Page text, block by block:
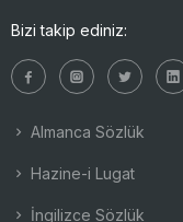
Bizi takip ediniz:
Almanca Sözlük
Hazine-i Lugat
İngilizce Sözlük